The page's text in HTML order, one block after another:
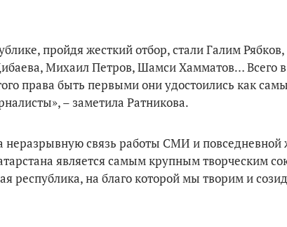
пройдя жесткий отбор, стали Галим
Михаил Петров, Шамси Хамматов… Всего
права быть первыми они удостоились как
– заметила Ратникова.
неразрывную связь работы СМИ и повседневной
является самым крупным творческим
республика, на благо которой мы творим и